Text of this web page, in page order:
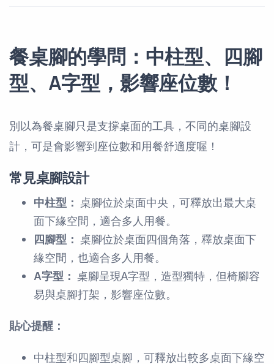
餐桌腳的學問：中柱型、四腳
型、A字型，影響座位數！
別以為餐桌腳只是支撐桌面的工具，不同的桌腳設
計，可是會影響到座位數和用餐舒適度喔！
常見桌腳設計
中柱型： 桌腳位於桌面中央，可釋放出最大桌
面下緣空間，適合多人用餐。
四腳型： 桌腳位於桌面四個角落，釋放桌面下
緣空間，也適合多人用餐。
A字型： 桌腳呈現A字型，造型獨特，但椅腳容
易與桌腳打架，影響座位數。
貼心提醒：
中柱型和四腳型桌腳，可釋放出較多桌面下緣空